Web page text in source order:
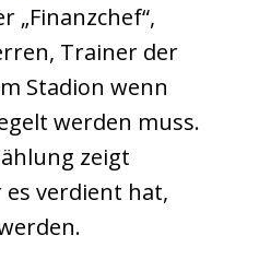
„Finanzchef“,
Trainer der
Stadion wenn
werden muss.
zeigt
verdient hat,